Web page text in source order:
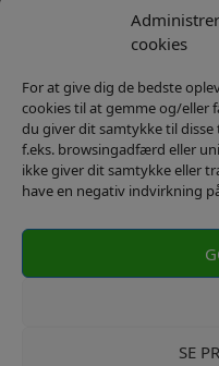
cookies
For at give dig de bedste
cookies til at gemme og/eller
du giver dit samtykke til
f.eks. browsingadfærd eller
ikke giver dit samtykke eller
have en negativ indvirkning
SE
Kontakt